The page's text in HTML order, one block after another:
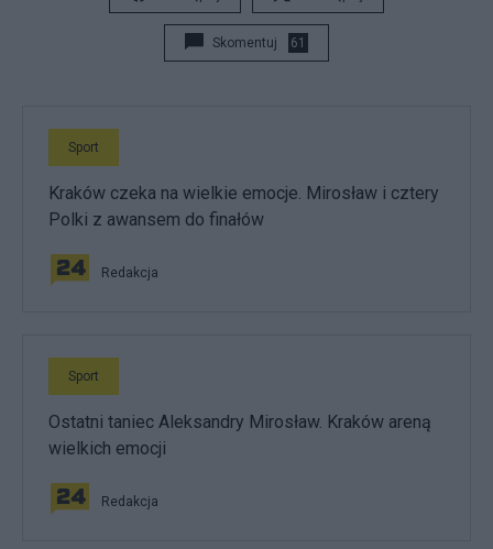
Skomentuj 61
Sport
Kraków czeka na wielkie emocje. Mirosław i cztery
Polki z awansem do finałów
Redakcja
Sport
Ostatni taniec Aleksandry Mirosław. Kraków areną
wielkich emocji
Redakcja